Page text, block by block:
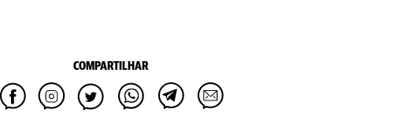
COMPARTILHAR